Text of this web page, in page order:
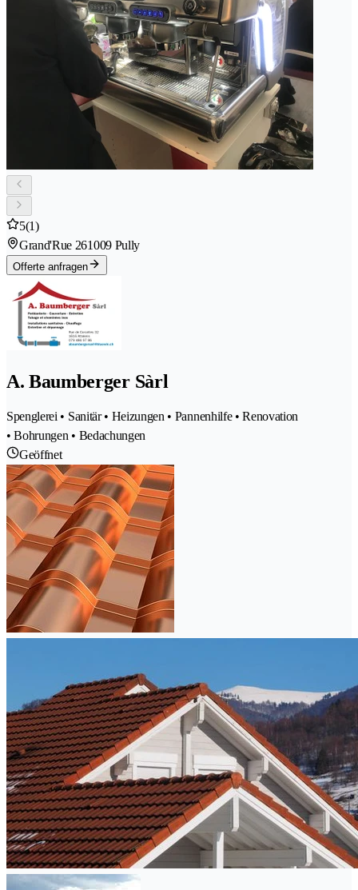
5(1)
Grand'Rue 261009 Pully
Offerte anfragen
A. Baumberger Sàrl
Spenglerei • Sanitär • Heizungen • Pannenhilfe • Renovation
• Bohrungen • Bedachungen
Geöffnet